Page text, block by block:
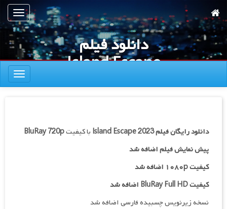
به
محتوای
اصلی
ناوبری
دانلود فیلم
Island Escape
2023
ناوبری
دانلود رایگان فیلمIsland Escape 2023 با کیفیتBluRay 720p
پیش نمایش فیلم اضافه شد
کیفیت ۱۰۸۰p اضافه شد
کیفیت BluRay Full HD اضافه شد
نسخه زیرنویس چسبیده فارسی اضافه شد